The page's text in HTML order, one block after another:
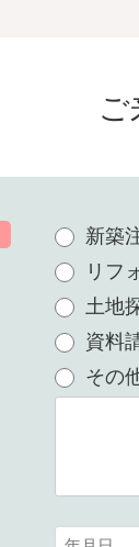
新築
リフ
土地
資料
その